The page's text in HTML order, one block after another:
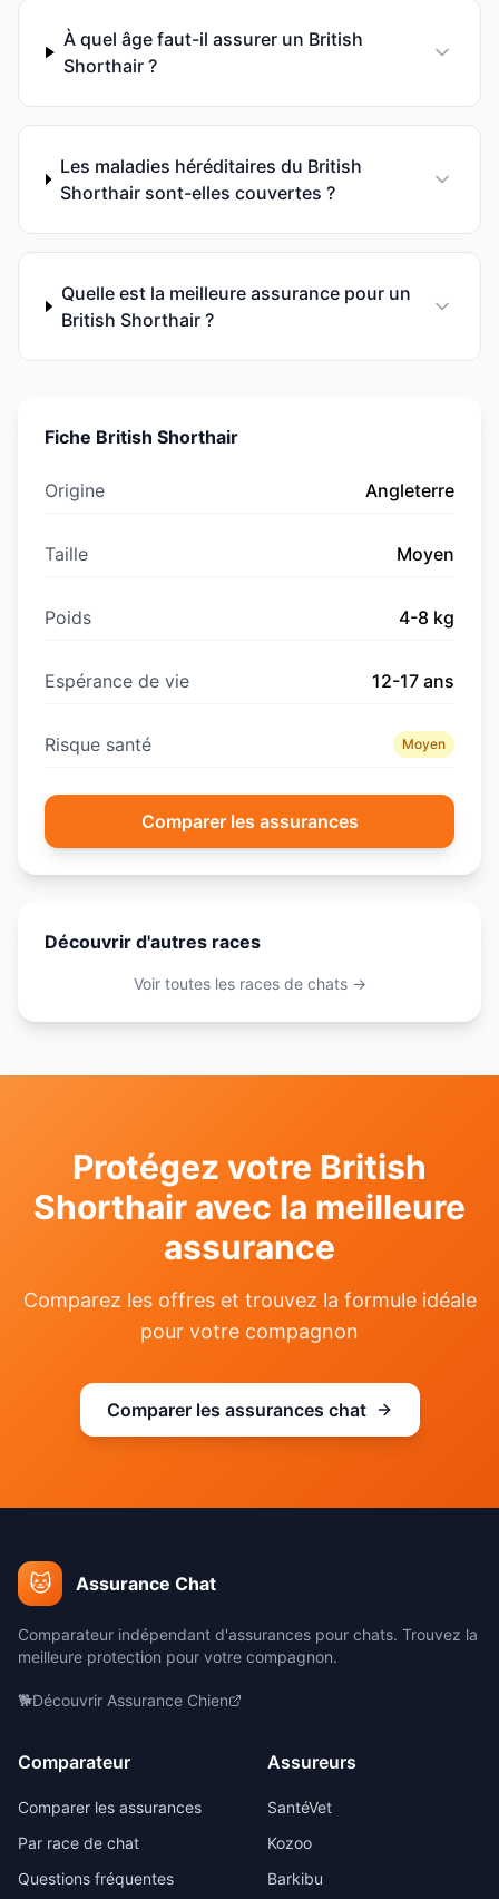
À quel âge faut-il assurer un British
Shorthair ?
Les maladies héréditaires du British
Shorthair sont-elles couvertes ?
Quelle est la meilleure assurance pour un
British Shorthair ?
Fiche British Shorthair
Origine Angleterre
Taille Moyen
Poids 4-8 kg
Espérance de vie 12-17 ans
Risque santé Moyen
Comparer les assurances
Découvrir d'autres races
Voir toutes les races de chats→
Protégez votre British
Shorthair avec la meilleure
assurance
Comparez les offres et trouvez la formule idéale
pour votre compagnon
Comparer les assurances chat
🐱 Assurance Chat
Comparateur indépendant d'assurances pour chats. Trouvez la
meilleure protection pour votre compagnon.
🐕Découvrir Assurance Chien
Comparateur
Comparer les assurances
Par race de chat
Questions fréquentes
Assureurs
SantéVet
Kozoo
Barkibu